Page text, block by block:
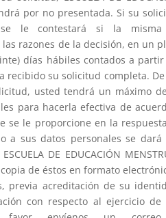
por no presentada. Si su
se le contestará si la
razones de la decisión, en un
días hábiles contados a
recibido su solicitud completa.
usted tendrá un máximo
para hacerla efectiva de
se le proporcione en la
a sus datos personales se dará
DE EDUCACIÓN
de éstos en formato
previa acreditación de su
con respecto al ejercicio de